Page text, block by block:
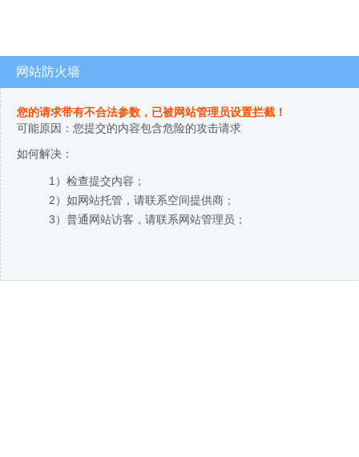
网站防火墙
您的请求带有不合法参数，已被网站管理员设置拦截！
可能原因：您提交的内容包含危险的攻击请求
如何解决：
1）检查提交内容；
2）如网站托管，请联系空间提供商；
3）普通网站访客，请联系网站管理员；